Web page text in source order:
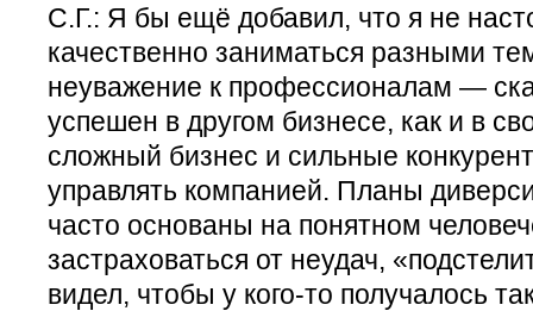
С.Г.: Я бы ещё добавил, что я не
качественно заниматься разными
неуважение к профессионалам —
успешен в другом бизнесе, как и в
сложный бизнес и сильные
управлять компанией. Планы
часто основаны на понятном
застраховаться от неудач,
видел, чтобы у кого-то получалось